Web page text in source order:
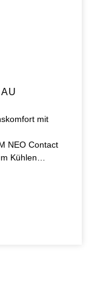
mit
NEO Contact
Kühlen…